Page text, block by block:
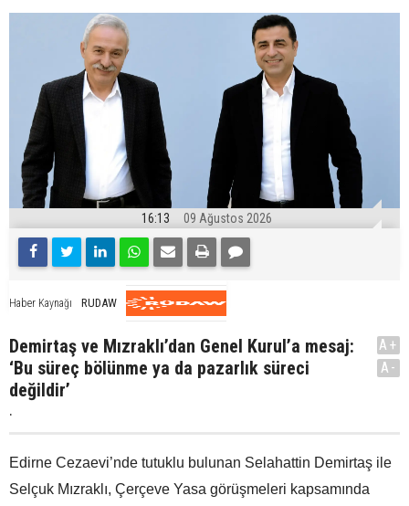
16:13 09 Ağustos 2026
Haber Kaynağı RUDAW
Demirtaş ve Mızraklı’dan Genel Kurul’a mesaj:
‘Bu süreç bölünme ya da pazarlık süreci
değildir’
.
A+
A-
Edirne Cezaevi’nde tutuklu bulunan Selahattin Demirtaş ile
Selçuk Mızraklı, Çerçeve Yasa görüşmeleri kapsamında